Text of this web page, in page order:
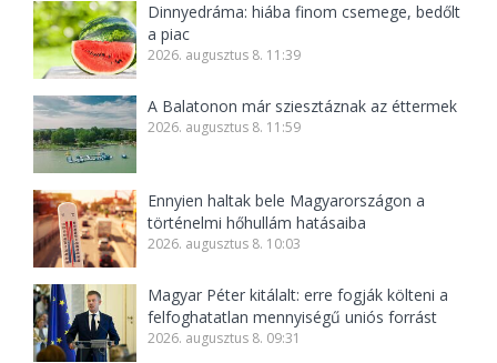
Dinnyedráma: hiába finom csemege, bedőlt
a piac
2026. augusztus 8. 11:39
A Balatonon már sziesztáznak az éttermek
2026. augusztus 8. 11:59
Ennyien haltak bele Magyarországon a
történelmi hőhullám hatásaiba
2026. augusztus 8. 10:03
Magyar Péter kitálalt: erre fogják költeni a
felfoghatatlan mennyiségű uniós forrást
2026. augusztus 8. 09:31